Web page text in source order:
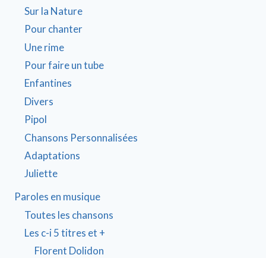
Sur la Nature
Pour chanter
Une rime
Pour faire un tube
Enfantines
Divers
Pipol
Chansons Personnalisées
Adaptations
Juliette
Paroles en musique
Toutes les chansons
Les c-i 5 titres et +
Florent Dolidon